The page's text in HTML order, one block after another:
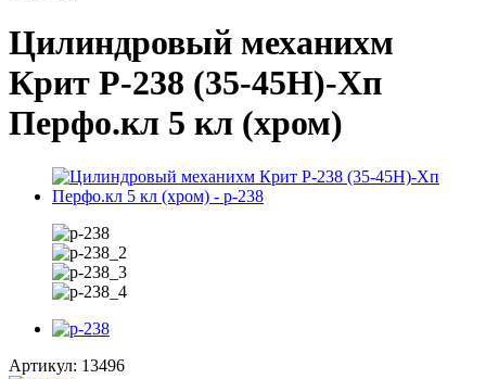
Цилиндровый механихм
Крит P-238 (35-45Н)-Хп
Перфо.кл 5 кл (хром)
Артикул: 13496